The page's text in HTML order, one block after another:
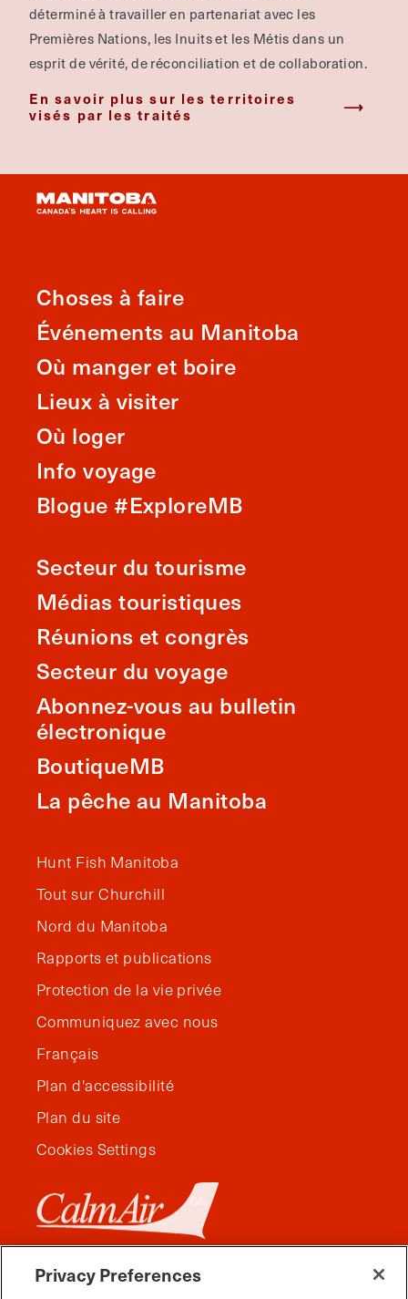
déterminé à travailler en partenariat avec les
Premières Nations, les Inuits et les Métis dans un
esprit de vérité, de réconciliation et de collaboration.
En savoir plus sur les territoires
visés par les traités
Choses à faire
Événements au Manitoba
Où manger et boire
Lieux à visiter
Où loger
Info voyage
Blogue #ExploreMB
Secteur du tourisme
Médias touristiques
Réunions et congrès
Secteur du voyage
Abonnez-vous au bulletin
électronique
BoutiqueMB
La pêche au Manitoba
Hunt Fish Manitoba
Tout sur Churchill
Nord du Manitoba
Rapports et publications
Protection de la vie privée
Communiquez avec nous
Français
Plan d'accessibilité
Plan du site
Cookies Settings
Privacy Preferences